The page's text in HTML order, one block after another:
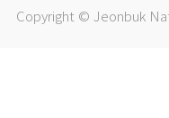
Copyright © Jeonbuk